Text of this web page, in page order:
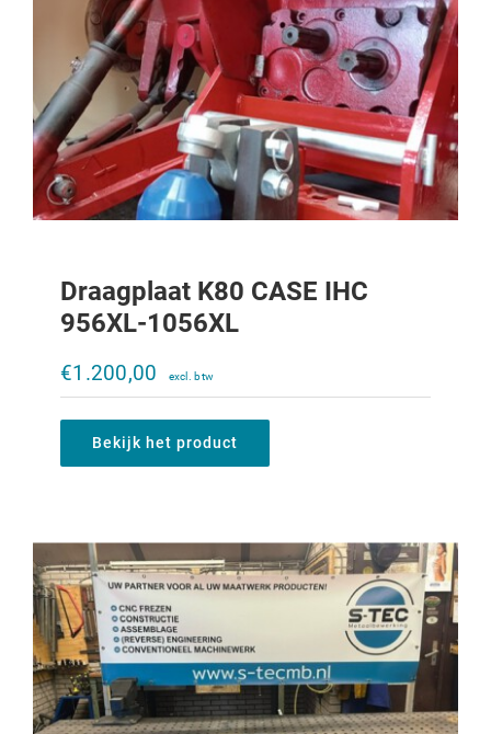
Draagplaat K80 CASE IHC
956XL-1056XL
€1.200,00
Bekijk het product
Draagplaat K80 2x K50 CASE IHC 956XL-
€1.700,00